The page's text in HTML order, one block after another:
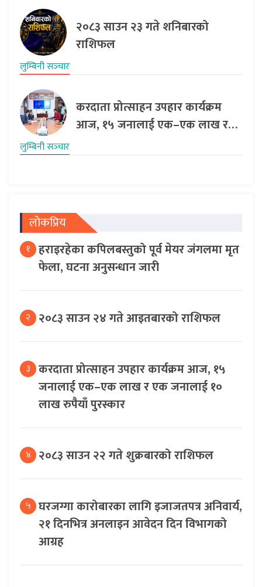
२०८३ साउन २३ गते शनिबारको
राशिफल
लुम्बिनी सञ्‍चार
करदाता प्रोत्साहन उपहार कार्यक्रम
आज, १५ जनालाई एक–एक लाख र…
लुम्बिनी सञ्‍चार
लोकप्रिय
१ हराइरहेका कपिलबस्तुको पूर्व मेयर जंगलमा मृत
फेला, घटना अनुसन्धान जारी
२ २०८३ साउन २४ गते आइतबारको राशिफल
३ करदाता प्रोत्साहन उपहार कार्यक्रम आज, १५
जनालाई एक–एक लाख र एक जनालाई १०
लाख रुपैयाँ पुरस्कार
४ २०८३ साउन २२ गते शुक्रबारको राशिफल
५ घरजग्गा कारोबारका लागि इजाजतपत्र अनिवार्य,
२१ दिनभित्र अनलाइन आवेदन दिन विभागको
आग्रह